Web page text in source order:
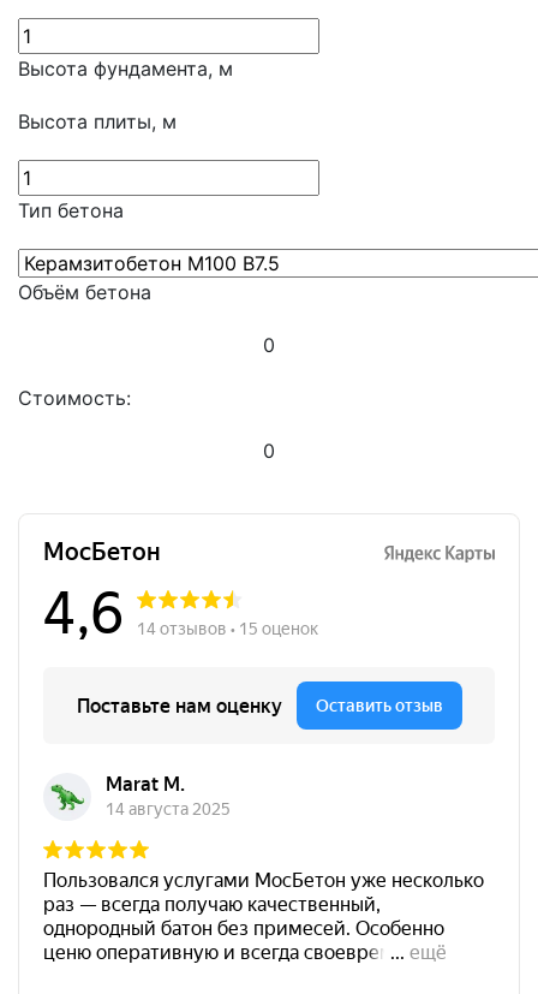
Высота фундамента, м
Высота плиты, м
Тип бетона
Объём бетона
0
Стоимость:
0